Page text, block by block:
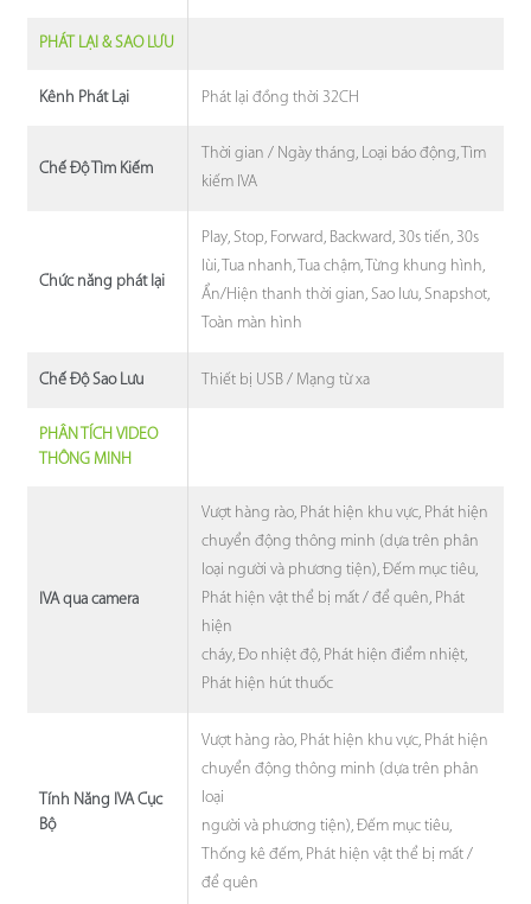
PHÁT LẠI & SAO LƯU
Kênh Phát Lại Phát lại đồng thời 32CH
Chế Độ Tìm Kiếm
Thời gian / Ngày tháng, Loại báo động, Tìm
kiếm IVA
Chức năng phát lại
Play, Stop, Forward, Backward, 30s tiến, 30s
lùi, Tua nhanh, Tua chậm, Từng khung hình,
Ẩn/Hiện thanh thời gian, Sao lưu, Snapshot,
Toàn màn hình
Chế Độ Sao Lưu Thiết bị USB / Mạng từ xa
PHÂN TÍCH VIDEO
THÔNG MINH
IVA qua camera
Vượt hàng rào, Phát hiện khu vực, Phát hiện
chuyển động thông minh (dựa trên phân
loại người và phương tiện), Đếm mục tiêu,
Phát hiện vật thể bị mất / để quên, Phát
hiện
cháy, Đo nhiệt độ, Phát hiện điểm nhiệt,
Phát hiện hút thuốc
Tính Năng IVA Cục
Bộ
Vượt hàng rào, Phát hiện khu vực, Phát hiện
chuyển động thông minh (dựa trên phân
loại
người và phương tiện), Đếm mục tiêu,
Thống kê đếm, Phát hiện vật thể bị mất /
để quên